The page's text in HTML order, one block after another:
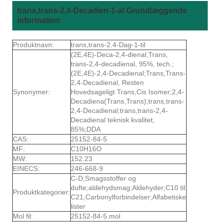
trans,trans-2,4-Decadien-1-al Grundlæggende
information
Produktnavn: trans,trans-2.4-Dag-1-til
Synonymer:
(2E,4E)-Deca-2,4-dienal;Trans,
trans-2,4-decadienal, 95%, tech.;
(2E,4E)-2,4-Decadienal;Trans,Trans-
2,4-Decadienal, Resten
Hovedsageligt Trans,Cis Isomer;2,4-
Decadiena(Trans,Trans);trans,trans-
2,4-Decadienal;trans,trans-2,4-
Decadienal teknisk kvalitet,
85%;DDA
CAS:
25152-84-5
MF:
C10H16O
MW:
152.23
EINECS:
246-668-9
Produktkategorier:
C-D;Smagsstoffer og
dufte;aldehydsmag;Aldehyder;C10 til
C21;Carbonylforbindelser;Alfabetiske
lister
Mol fil:
25152-84-5.mol